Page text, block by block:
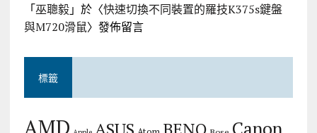
「巫聰毅」於〈快速切換不同裝置的羅技K375s鍵盤
與M720滑鼠〉發佈留言
標籤
AMD Canon